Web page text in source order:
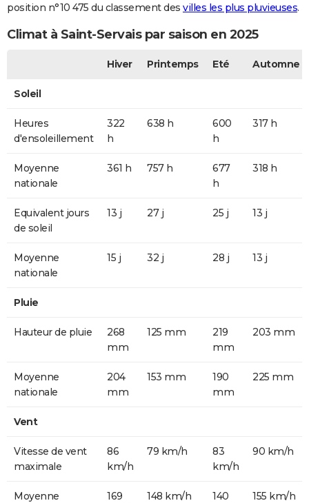
position n°10 475 du classement des villes les plus pluvieuses.
Climat à Saint-Servais par saison en 2025
Hiver Printemps Eté Automne
Soleil
Heures
d'ensoleillement
322
h
638 h
600
h
317 h
Moyenne
nationale
361 h 757 h
677
h
318 h
Equivalent jours
de soleil
13 j 27 j 25 j 13 j
Moyenne
nationale
15 j 32 j 28 j 13 j
Pluie
Hauteur de pluie
268
mm
125 mm
219
mm
203 mm
Moyenne
nationale
204
mm
153 mm
190
mm
225 mm
Vent
Vitesse de vent
maximale
86
km/h
79 km/h
83
km/h
90 km/h
Moyenne
169
148 km/h
140
155 km/h